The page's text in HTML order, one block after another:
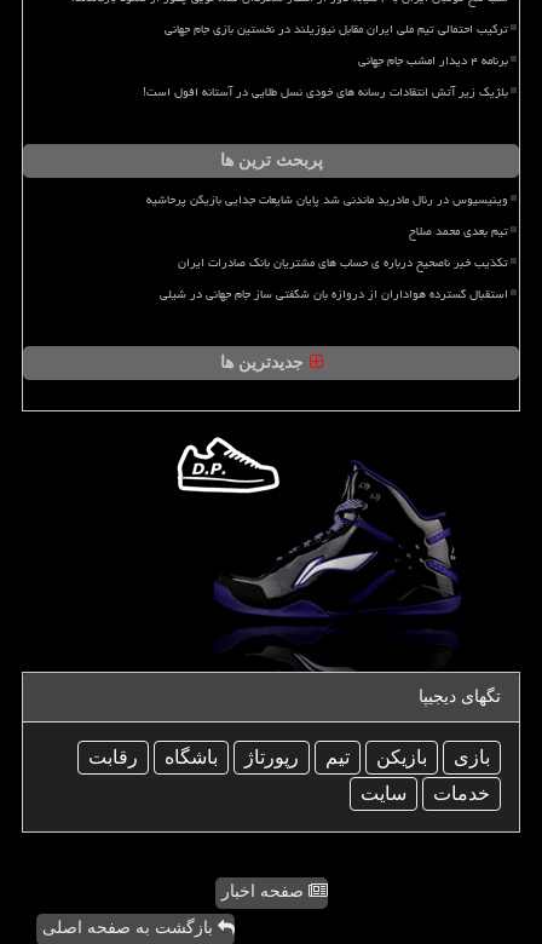
ترکیب احتمالی تیم ملی ایران مقابل نیوزیلند در نخستین بازی جام جهانی
برنامه ۴ دیدار امشب جام جهانی
بلژیک زیر آتش انتقادات رسانه های خودی نسل طلایی در آستانه افول است!
پربحث ترین ها
وینیسیوس در رئال مادرید ماندنی شد پایان شایعات جدایی بازیکن پرحاشیه
تیم بعدی محمد صلاح
تکذیب خبر ناصحیح درباره ی حساب های مشتریان بانک صادرات ایران
استقبال گسترده هواداران از دروازه بان شگفتی ساز جام جهانی در شیلی
جدیدترین ها
تگهای دیجیپا
بازی بازیكن تیم رپورتاژ باشگاه
رقابت
خدمات
سایت
صفحه اخبار
بازگشت به صفحه اصلی